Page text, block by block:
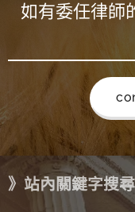
如有委任律師
》站內關鍵字搜